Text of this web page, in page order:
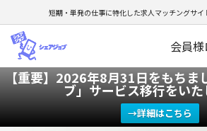
【重要】2026年8月31日をもちま
ブ」サービス移行をいた
→詳細はこちら
短期・単発の仕事に特化した求人マッチングサイ
会員